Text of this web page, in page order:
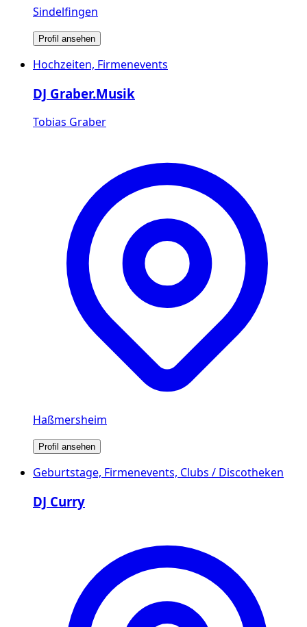
Sindelfingen
Profil ansehen
Hochzeiten, Firmenevents
DJ Graber.Musik
Tobias Graber
Haßmersheim
Profil ansehen
Geburtstage, Firmenevents, Clubs / Discotheken
DJ Curry